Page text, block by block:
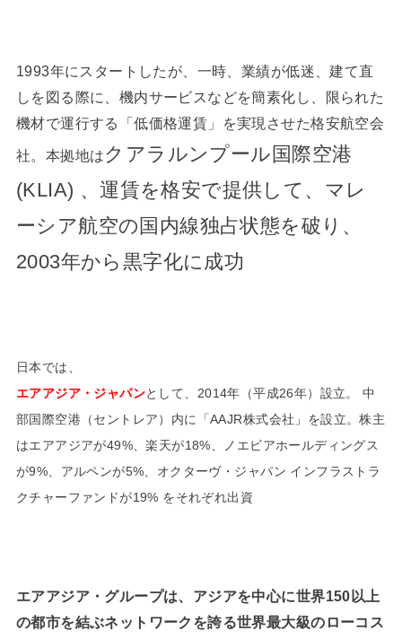
1993年にスタートしたが、一時、業績が低迷、建て直
しを図る際に、機内サービスなどを簡素化し、限られた
機材で運行する「低価格運賃」を実現させた格安航空会
社。本拠地はクアラルンプール 国際空港
(KLIA) 、運賃を格安で提供して、マレ
ーシア航空の国内線独占状態を破り、
2003年から黒字化に成功
日本では、
エアアジア・ジャパンとして、2014年（平成26年）設立。 中
部国際空港（セントレア）内に「AAJR株式会社」を設立。株主
はエアアジアが49%、楽天が18%、ノエビアホールディングス
が9%、アルペンが5%、オクターヴ・ジャパン インフラストラ
クチャーファンドが19% をそれぞれ出資
エアアジア・グループは、アジアを中心に世界150以上
の都市を結ぶネットワークを誇る世界最大級のローコス